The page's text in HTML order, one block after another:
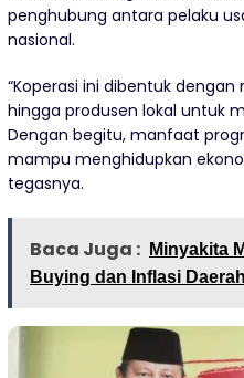
penghubung antara pelaku
nasional.
“Koperasi ini dibentuk
hingga produsen lokal untuk
Dengan begitu, manfaat
mampu menghidupkan
tegasnya.
Baca Juga :
Minyakita
Buying dan Inflasi Daerah